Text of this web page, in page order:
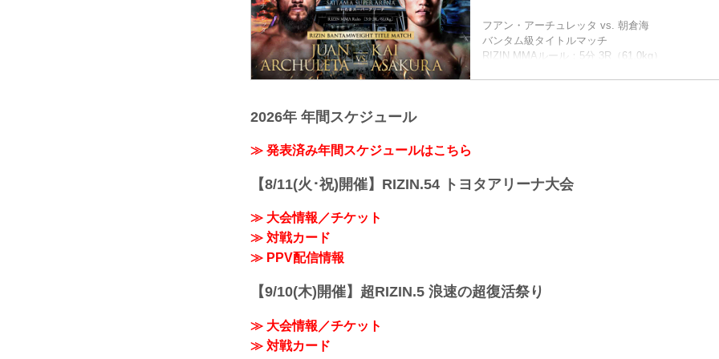
JR埼京線「北与野」駅から徒歩7分
たまアリ△タウン ー キテ、ミテ、ジッカン
「たまアリ△タウン」のサイトです。「さいたま
フアン・アーチュレッタ vs. 朝倉海
バンタム級タイトルマッチ
RIZIN MMAルール：5分 3R（61.0kg）
クレベル・コイケ vs. 斎藤裕
扇久保博正 vs. ジョン・ドッドソン
2026年 年間スケジュール
≫ 発表済み年間スケジュールはこちら
【8/11(火･祝)開催】RIZIN.54 トヨタアリーナ大会
≫ 大会情報／チケット
≫ 対戦カード
≫ PPV配信情報
【9/10(木)開催】超RIZIN.5 浪速の超復活祭り
≫ 大会情報／チケット
≫ 対戦カード